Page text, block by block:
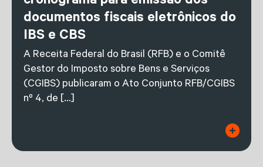
documentos fiscais eletrônicos do
IBS e CBS
A Receita Federal do Brasil (RFB) e o Comitê
Gestor do Imposto sobre Bens e Serviços
(CGIBS) publicaram o Ato Conjunto RFB/CGIBS
nº 4, de […]